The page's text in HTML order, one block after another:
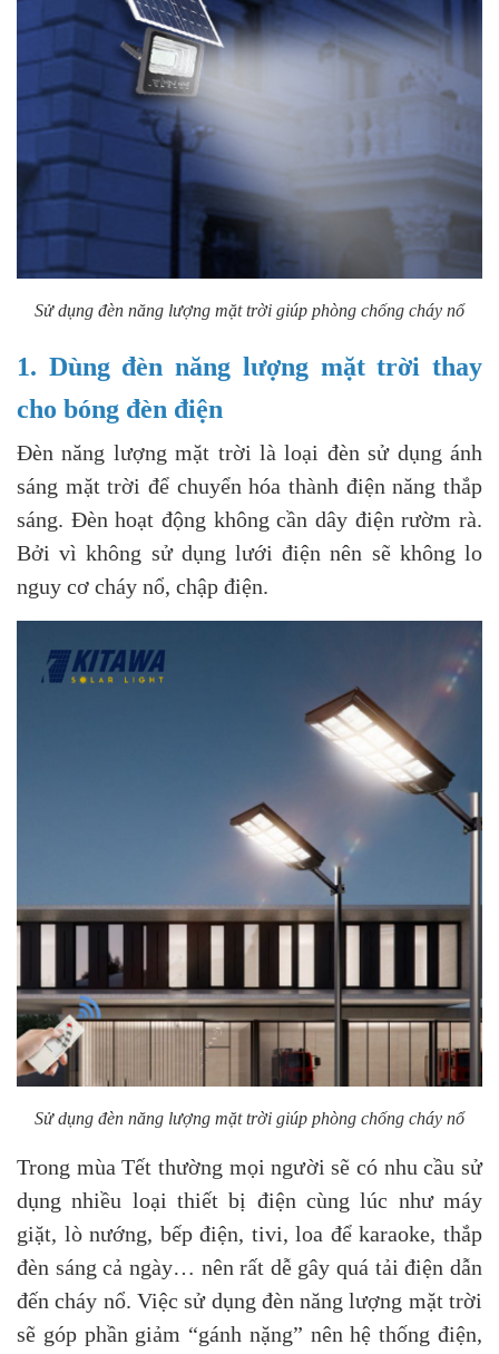
Sử dụng đèn năng lượng mặt trời giúp phòng chống cháy nổ
1. Dùng đèn năng lượng mặt trời thay
cho bóng đèn điện
Đèn năng lượng mặt trời là loại đèn sử dụng ánh
sáng mặt trời để chuyển hóa thành điện năng thắp
sáng. Đèn hoạt động không cần dây điện rườm rà.
Bởi vì không sử dụng lưới điện nên sẽ không lo
nguy cơ cháy nổ, chập điện.
Sử dụng đèn năng lượng mặt trời giúp phòng chống cháy nổ
Trong mùa Tết thường mọi người sẽ có nhu cầu sử
dụng nhiều loại thiết bị điện cùng lúc như máy
giặt, lò nướng, bếp điện, tivi, loa để karaoke, thắp
đèn sáng cả ngày… nên rất dễ gây quá tải điện dẫn
đến cháy nổ. Việc sử dụng đèn năng lượng mặt trời
sẽ góp phần giảm “gánh nặng” nên hệ thống điện,